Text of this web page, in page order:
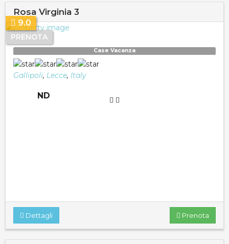
Rosa Virginia 3
PRENOTA
9.0
Case Vacanza
Gallipoli, Lecce, Italy
ND
Prenota
Dettagli